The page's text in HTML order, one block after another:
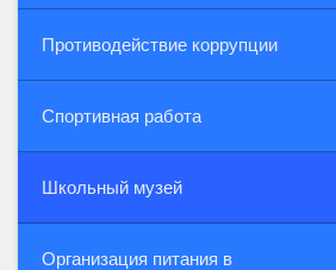
Противодействие коррупции
Спортивная работа
Школьный музей
Организация питания в